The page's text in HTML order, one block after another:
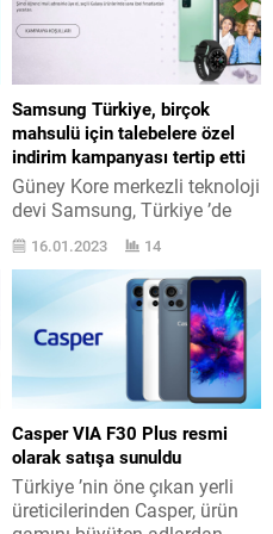
Samsung Türkiye, birçok
mahsulü için talebelere özel
indirim kampanyası tertip etti
Güney Kore merkezli teknoloji
devi Samsung, Türkiye ’de
talebeler için indirim
kampanyası yaptığını
duyurdu. Tüm ayrıntıları
burada yer alan kampanya
hakkında Samsung Türkiye
Twitter ’dan ilk olarak şunları
aktardı: “Talebelere özel
Galaxy Z Tezsi fırsatı
Samsung ’ta! Talebe mail
adresinle edu, k12 ya da web
http://spr.ly/6012MtRqa ‘ye
aza ol ve...
16.01.2023 14
Casper VIA F30 Plus resmi
olarak satışa sunuldu
Türkiye ’nin öne çıkan yerli
üreticilerinden Casper, ürün